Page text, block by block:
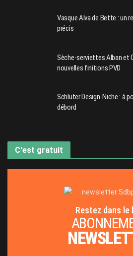
Vasque Alva de Bette : un
précis
Sèche-serviettes Alban et
nouvelles finitions PVD
Schlüter Design-Niche : à
débord
C'est gratuit
Restez dans le